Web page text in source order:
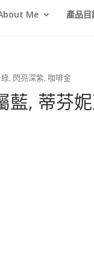
Me 產品
, 閃亮深紫, 咖啡金
藍, 蒂芬